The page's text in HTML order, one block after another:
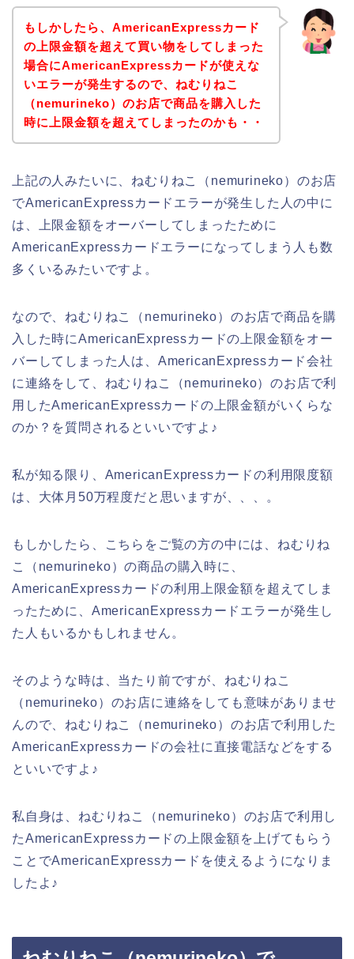
もしかしたら、AmericanExpressカード
の上限金額を超えて買い物をしてしまった
場合にAmericanExpressカードが使えな
いエラーが発生するので、ねむりねこ
（nemurineko）のお店で商品を購入した
時に上限金額を超えてしまったのかも・・
上記の人みたいに、ねむりねこ（nemurineko）のお店
でAmericanExpressカードエラーが発生した人の中に
は、上限金額をオーバーしてしまったために
AmericanExpressカードエラーになってしまう人も数
多くいるみたいですよ。
なので、ねむりねこ（nemurineko）のお店で商品を購
入した時にAmericanExpressカードの上限金額をオー
バーしてしまった人は、AmericanExpressカード会社
に連絡をして、ねむりねこ（nemurineko）のお店で利
用したAmericanExpressカードの上限金額がいくらな
のか？を質問されるといいですよ♪
私が知る限り、AmericanExpressカードの利用限度額
は、大体月50万程度だと思いますが、、、。
もしかしたら、こちらをご覧の方の中には、ねむりね
こ（nemurineko）の商品の購入時に、
AmericanExpressカードの利用上限金額を超えてしま
ったために、AmericanExpressカードエラーが発生し
た人もいるかもしれません。
そのような時は、当たり前ですが、ねむりねこ
（nemurineko）のお店に連絡をしても意味がありませ
んので、ねむりねこ（nemurineko）のお店で利用した
AmericanExpressカードの会社に直接電話などをする
といいですよ♪
私自身は、ねむりねこ（nemurineko）のお店で利用し
たAmericanExpressカードの上限金額を上げてもらう
ことでAmericanExpressカードを使えるようになりま
したよ♪